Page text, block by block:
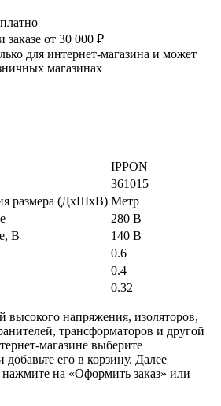
заказе от 30 000 ₽
для интернет-магазина и может
магазинах
IPPON
361015
размера (ДхШхВ) Метр
280 В
В
140 В
0.6
0.4
0.32
высокого напряжения, изоляторов,
трансформаторов и другой
магазине выберите
его в корзину. Далее
на «Оформить заказ» или